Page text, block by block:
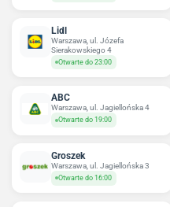
Lidl
Warszawa, ul. Józefa
Sierakowskiego 4
Otwarte do 23:00
ABC
Warszawa, ul. Jagiellońska 4
Otwarte do 19:00
Groszek
Warszawa, ul. Jagiellońska 3
Otwarte do 16:00